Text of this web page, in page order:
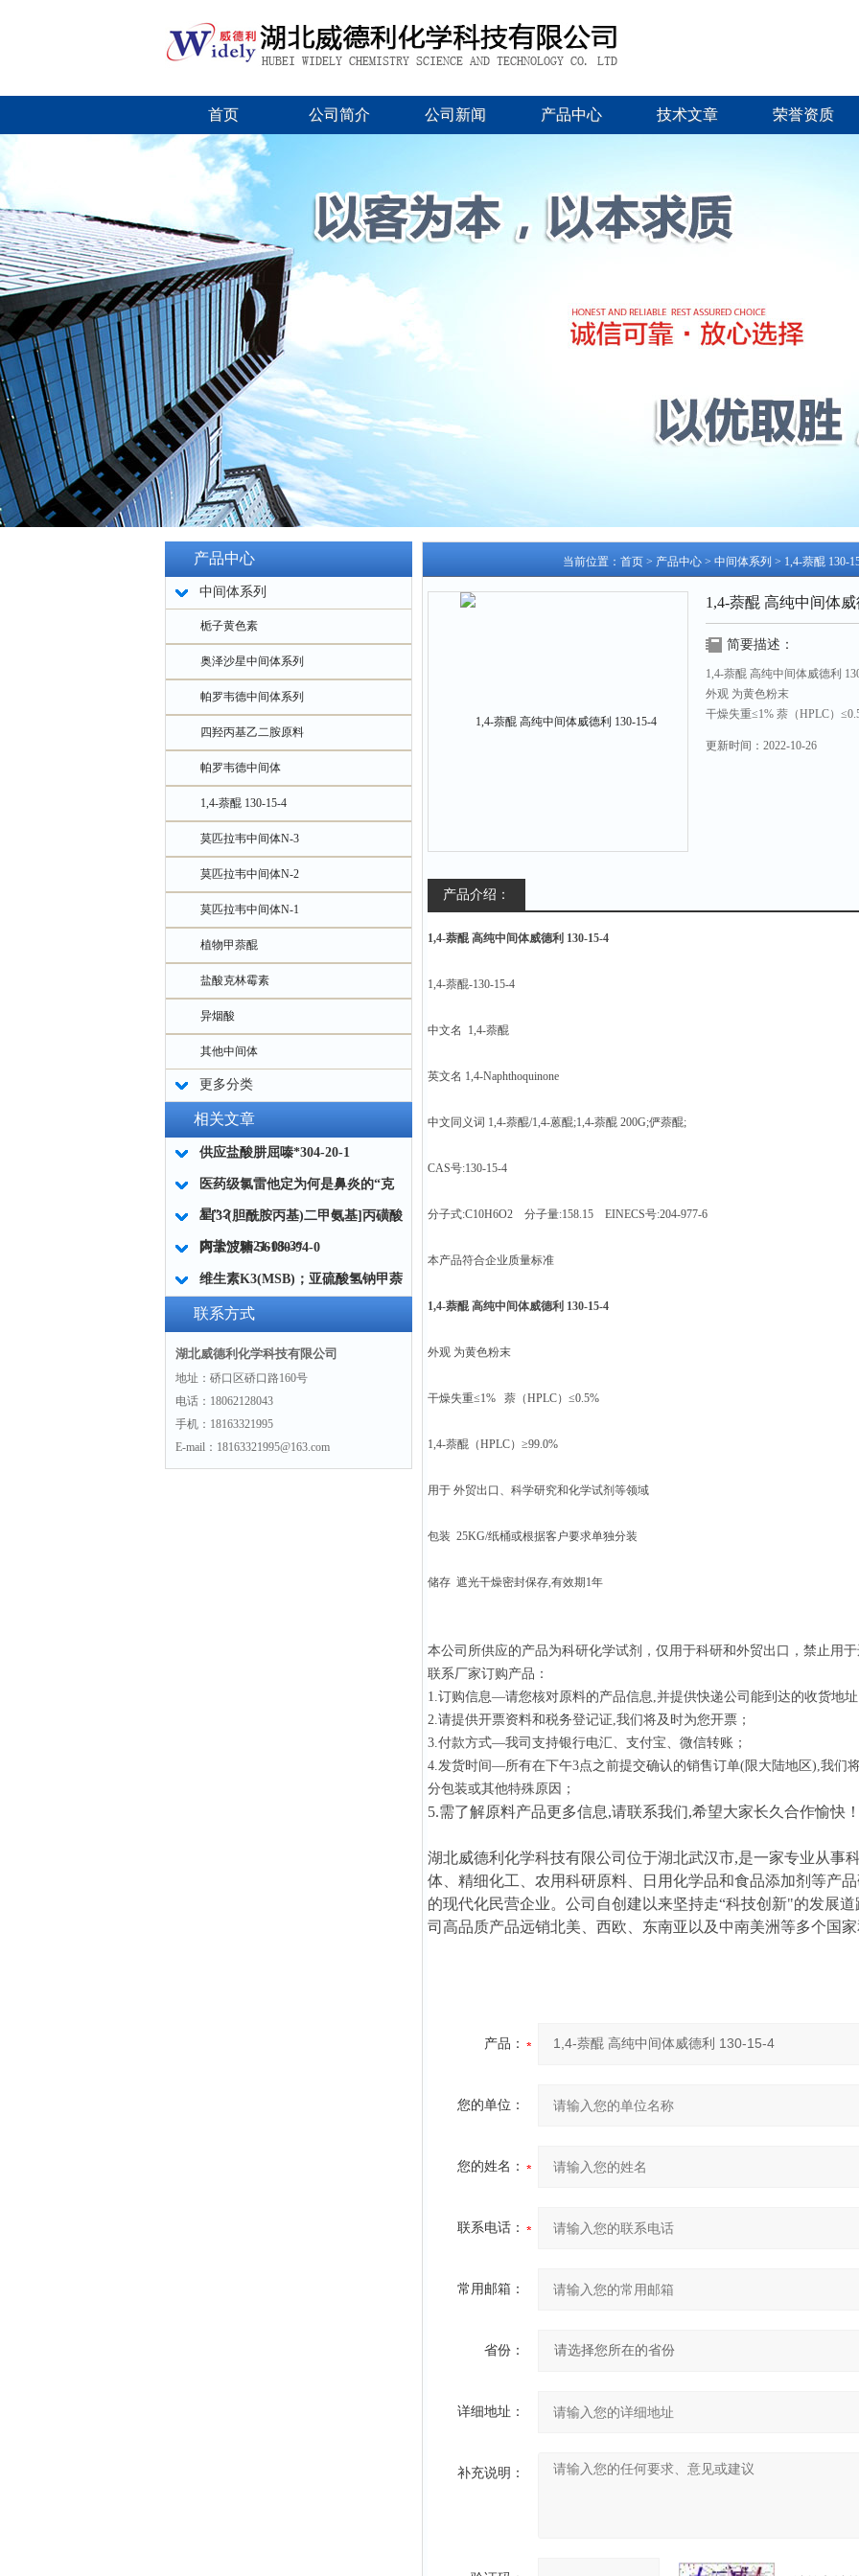
首页 公司简介 公司新闻 产品中心 技术文章 荣誉资质
产品中心
中间体系列
栀子黄色素
奥泽沙星中间体系列
帕罗韦德中间体系列
四羟丙基乙二胺原料
帕罗韦德中间体
1,4-萘醌 130-15-4
莫匹拉韦中间体N-3
莫匹拉韦中间体N-2
莫匹拉韦中间体N-1
植物甲萘醌
盐酸克林霉素
异烟酸
其他中间体
更多分类
相关文章
供应盐酸肼屈嗪*304-20-1
医药级氯雷他定为何是鼻炎的“克
星”？
3-[3-(胆酰胺丙基)二甲氨基]丙磺酸
内盐“75621-03-3“
阿卡波糖 56180-94-0
维生素K3(MSB)；亚硫酸氢钠甲萘
醌“6147-37-1“威德利专精品化学试
联系方式
湖北威德利化学科技有限公司
地址：硚口区硚口路160号
电话：18062128043
手机：18163321995
E-mail：18163321995@163.com
当前位置： 首页 > 产品中心 > 中间体系列 > 1,4-萘醌 130-
1,4-萘醌 高纯中间体威
简要描述：
1,4-萘醌 高纯中间体威德利
外观 为黄色粉末
干燥失重≤1% 萘（HPLC）
用途 用于外贸出口、科学研究
更新时间： 2022-10-26
产品介绍：
1,4-萘醌 高纯中间体威德利 130-15-4
1,4-萘醌-130-15-4
中文名 1,4-萘醌
英文名 1,4-Naphthoquinone
中文同义词 1,4-萘醌/1,4-蒽醌;1,4-萘醌 200G;俨萘醌;
CAS号:130-15-4
分子式:C10H6O2 分子量:158.15 EINECS号:204-977-6
本产品符合企业质量标准
1,4-萘醌 高纯中间体威德利 130-15-4
外观 为黄色粉末
干燥失重≤1% 萘（HPLC）≤0.5%
1,4-萘醌（HPLC）≥99.0%
用于 外贸出口、科学研究和化学试剂等领域
包装 25KG/纸桶或根据客户要求单独分装
储存 遮光干燥密封保存,有效期1年
本公司所供应的产品为科研化学试剂，仅用于科研和外贸出口，禁止用
联系厂家订购产品：
1.订购信息—请您核对原料的产品信息,并提供快递公司能到达的收货地址
2.请提供开票资料和税务登记证,我们将及时为您开票；
3.付款方式—我司支持银行电汇、支付宝、微信转账；
4.发货时间—所有在下午3点之前提交确认的销售订单(限大陆地区),我们
分包装或其他特殊原因；
5.需了解原料产品更多信息,请联系我们,希望大家长久合作愉快！
湖北威德利化学科技有限公司位于湖北武汉市,是一家专业从事
体、精细化工、农用科研原料、日用化学品和食品添加剂等产
的现代化民营企业。公司自创建以来坚持走“科技创新"的发展
司高品质产品远销北美、西欧、东南亚以及中南美洲等多个国家
产品：
您的单位：
您的姓名：
联系电话：
常用邮箱：
省份：
详细地址：
补充说明：